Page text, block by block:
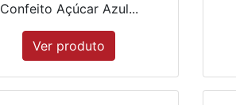
Confeito Açúcar Azul...
Ver produto